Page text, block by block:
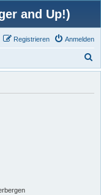
and Up!)
Anmelden
Registrieren
u